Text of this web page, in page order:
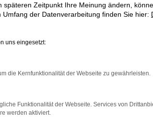
18:00 Uhr
späteren Zeitpunkt Ihre Meinung ändern,
der Datenverarbeitung finden Sie hier:
uns eingesetzt:
die Kernfunktionalität der Webseite zu gewährleisten.
Funktionalität der Webseite. Services von
werden aktiviert.